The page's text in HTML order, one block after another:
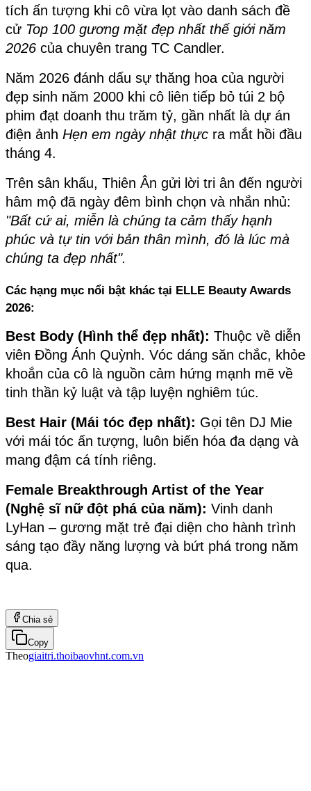
tích ấn tượng khi cô vừa lọt vào danh sách đề
cử Top 100 gương mặt đẹp nhất thế giới năm
2026 của chuyên trang TC Candler.
Năm 2026 đánh dấu sự thăng hoa của người
đẹp sinh năm 2000 khi cô liên tiếp bỏ túi 2 bộ
phim đạt doanh thu trăm tỷ, gần nhất là dự án
điện ảnh Hẹn em ngày nhật thực ra mắt hồi đầu
tháng 4.
Trên sân khấu, Thiên Ân gửi lời tri ân đến người
"Bất cứ ai, miễn là chúng ta cảm thấy hạnh
phúc và tự tin với bản thân mình, đó là lúc mà
chúng ta đẹp nhất".
Các hạng mục nổi bật khác tại ELLE Beauty Awards
2026:
Best Body (Hình thể đẹp nhất): Thuộc về diễn
viên Đồng Ánh Quỳnh. Vóc dáng săn chắc, khỏe
khoắn của cô là nguồn cảm hứng mạnh mẽ về
tinh thần kỷ luật và tập luyện nghiêm túc.
Best Hair (Mái tóc đẹp nhất): Gọi tên DJ Mie
với mái tóc ấn tượng, luôn biến hóa đa dạng và
mang đậm cá tính riêng.
Female Breakthrough Artist of the Year
(Nghệ sĩ nữ đột phá của năm): Vinh danh
LyHan – gương mặt trẻ đại diện cho hành trình
sáng tạo đầy năng lượng và bứt phá trong năm
qua.
Chia sẻ
Copy
Theogiaitri.thoibaovhnt.com.vn